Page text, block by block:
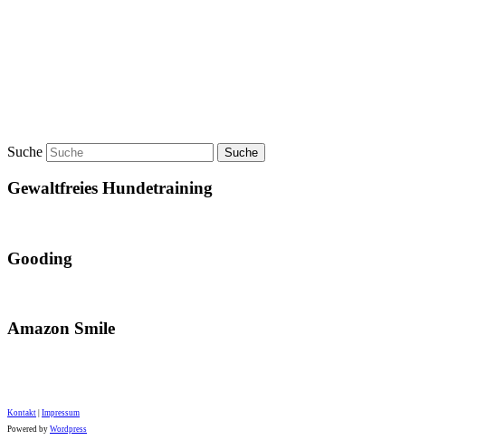
Suche
Gewaltfreies Hundetraining
Gooding
Amazon Smile
Kontakt Impressum
Powered by Wordpress